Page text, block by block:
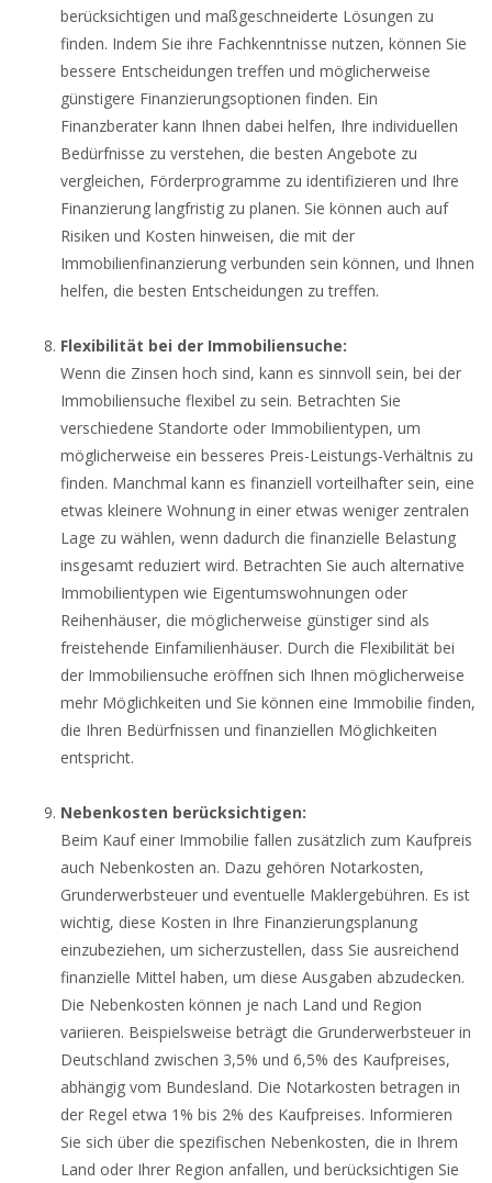
berücksichtigen und maßgeschneiderte Lösungen zu
finden. Indem Sie ihre Fachkenntnisse nutzen, können Sie
bessere Entscheidungen treffen und möglicherweise
günstigere Finanzierungsoptionen finden. Ein
Finanzberater kann Ihnen dabei helfen, Ihre individuellen
Bedürfnisse zu verstehen, die besten Angebote zu
vergleichen, Förderprogramme zu identifizieren und Ihre
Finanzierung langfristig zu planen. Sie können auch auf
Risiken und Kosten hinweisen, die mit der
Immobilienfinanzierung verbunden sein können, und Ihnen
helfen, die besten Entscheidungen zu treffen.
Flexibilität bei der Immobiliensuche:
Wenn die Zinsen hoch sind, kann es sinnvoll sein, bei der
Immobiliensuche flexibel zu sein. Betrachten Sie
verschiedene Standorte oder Immobilientypen, um
möglicherweise ein besseres Preis-Leistungs-Verhältnis zu
finden. Manchmal kann es finanziell vorteilhafter sein, eine
etwas kleinere Wohnung in einer etwas weniger zentralen
Lage zu wählen, wenn dadurch die finanzielle Belastung
insgesamt reduziert wird. Betrachten Sie auch alternative
Immobilientypen wie Eigentumswohnungen oder
Reihenhäuser, die möglicherweise günstiger sind als
freistehende Einfamilienhäuser. Durch die Flexibilität bei
der Immobiliensuche eröffnen sich Ihnen möglicherweise
mehr Möglichkeiten und Sie können eine Immobilie finden,
die Ihren Bedürfnissen und finanziellen Möglichkeiten
entspricht.
Nebenkosten berücksichtigen:
Beim Kauf einer Immobilie fallen zusätzlich zum Kaufpreis
auch Nebenkosten an. Dazu gehören Notarkosten,
Grunderwerbsteuer und eventuelle Maklergebühren. Es ist
wichtig, diese Kosten in Ihre Finanzierungsplanung
einzubeziehen, um sicherzustellen, dass Sie ausreichend
finanzielle Mittel haben, um diese Ausgaben abzudecken.
Die Nebenkosten können je nach Land und Region
variieren. Beispielsweise beträgt die Grunderwerbsteuer in
Deutschland zwischen 3,5% und 6,5% des Kaufpreises,
abhängig vom Bundesland. Die Notarkosten betragen in
der Regel etwa 1% bis 2% des Kaufpreises. Informieren
Sie sich über die spezifischen Nebenkosten, die in Ihrem
Land oder Ihrer Region anfallen, und berücksichtigen Sie